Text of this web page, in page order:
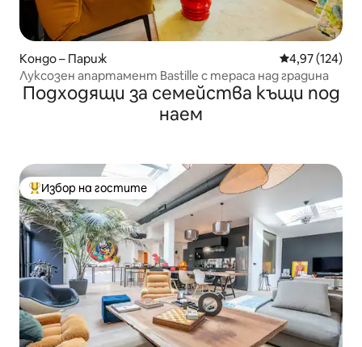
Кондо – Париж Средна
4,97 (124)
Луксозен апартамент Bastille с тераса над градина
Подходящи за семейства къщи под
наем
Най-популярен избор на гостите
Избор на гостите